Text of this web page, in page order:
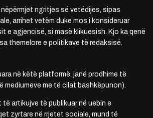
nëpërmjet ngritjes së vetëdijes, sipas
arrihet vetëm duke mos i konsideruar
e agjencisë, si masë klikuesish. Kjo ka qenë
themelore e politikave të redaksisë.
në këtë platformë, janë prodhime të
me të cilat bashkëpunon).
artikujve të publikuar në uebin e
zyrtare në rrjetet sociale, mund të